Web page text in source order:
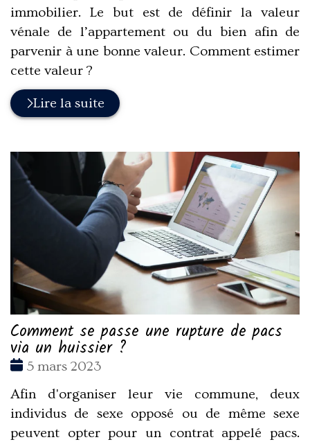
immobilier. Le but est de définir la valeur
vénale de l’appartement ou du bien afin de
parvenir à une bonne valeur. Comment estimer
cette valeur ?
Lire la suite
Comment se passe une rupture de pacs
via un huissier ?
Date
5 mars 2023
Afin d'organiser leur vie commune, deux
individus de sexe opposé ou de même sexe
peuvent opter pour un contrat appelé pacs.